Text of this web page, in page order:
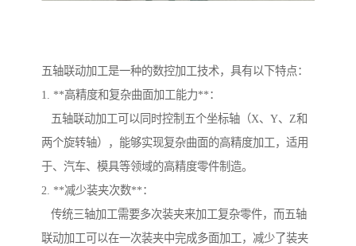
五轴联动加工是一种的数控加工技术，具有以下特点：
1. **高精度和复杂曲面加工能力**：
五轴联动加工可以同时控制五个坐标轴（X、Y、Z和
两个旋转轴），能够实现复杂曲面的高精度加工，适用
于、汽车、模具等领域的高精度零件制造。
2. **减少装夹次数**：
传统三轴加工需要多次装夹来加工复杂零件，而五轴
联动加工可以在一次装夹中完成多面加工，减少了装夹